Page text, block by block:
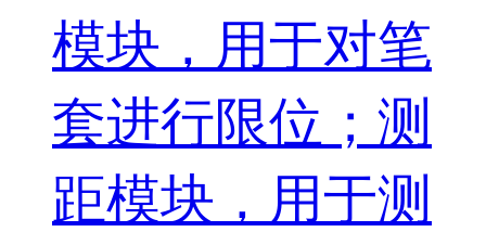
模块，用于对笔
套进行限位；测
距模块，用于测